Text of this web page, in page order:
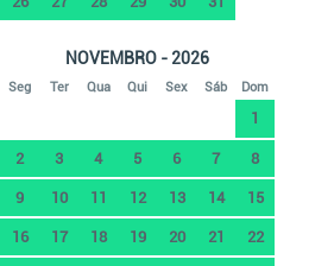
NOVEMBRO - 2026
Seg Ter Qua Qui Sex Sáb Dom
1
2 3 4 5 6 7 8
9 10 11 12 13 14 15
16 17 18 19 20 21 22